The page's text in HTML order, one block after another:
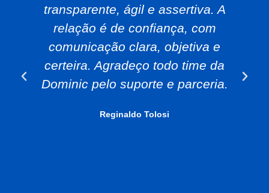
transparente, ágil e assertiva. A
relação é de confiança, com
comunicação clara, objetiva e
certeira. Agradeço todo time da
Dominic pelo suporte e parceria.
Reginaldo Tolosi